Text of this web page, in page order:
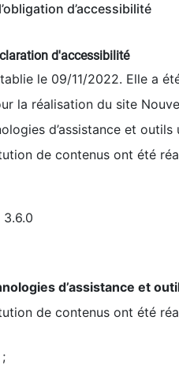
d’accessibilité
d'accessibilité
le 09/11/2022. Elle a
la réalisation du site
d’assistance et
de contenus ont été
d’assistance et
de contenus ont été